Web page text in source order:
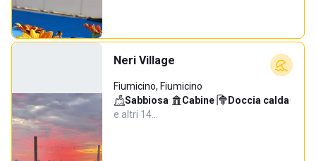
Neri Village
Fiumicino, Fiumicino
Sabbiosa· Cabine· Doccia calda·
e altri 14…